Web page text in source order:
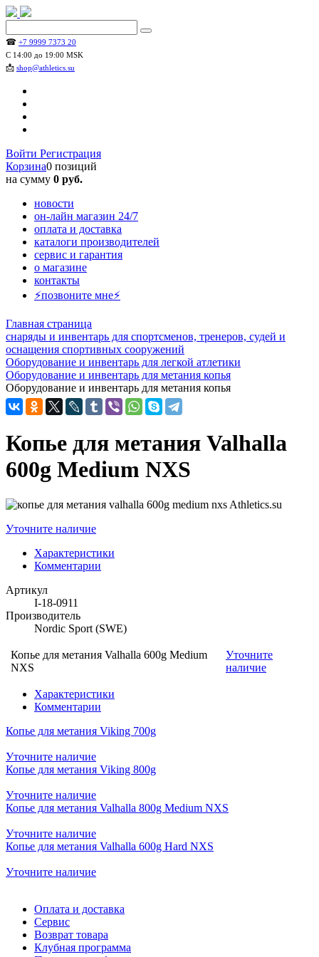
☎ +7 9999 7373 20
С 14:00 до 19:00 MSK
📩 shop@athletics.su
Войти Регистрация
Корзина0 позиций
на сумму 0 руб.
новости
он-лайн магазин 24/7
оплата и доставка
каталоги производителей
сервис и гарантия
о магазине
контакты
⚡позвоните мне⚡
Главная страница
снаряды и инвентарь для спортсменов, тренеров, судей и
оснащения спортивных сооружений
Оборудование и инвентарь для легкой атлетики
Оборудование и инвентарь для метания копья
Оборудование и инвентарь для метания копья
Копье для метания Valhalla
600g Medium NXS
Уточните наличие
Характеристики
Комментарии
Артикул
I-18-0911
Производитель
Nordic Sport (SWE)
Копье для метания Valhalla 600g Medium
NXS
Уточните
наличие
Характеристики
Комментарии
Копье для метания Viking 700g
Уточните наличие
Копье для метания Viking 800g
Уточните наличие
Копье для метания Valhalla 800g Medium NXS
Уточните наличие
Копье для метания Valhalla 600g Hard NXS
Уточните наличие
Оплата и доставка
Сервис
Возврат товара
Клубная программа